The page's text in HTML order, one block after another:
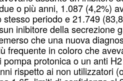
o più anni, 1.087 (4,2%)
periodo e 21.749
inibitore della secrezione
che una nuova
frequente in coloro che
protonica o un anti
rispetto ai non utilizzatori